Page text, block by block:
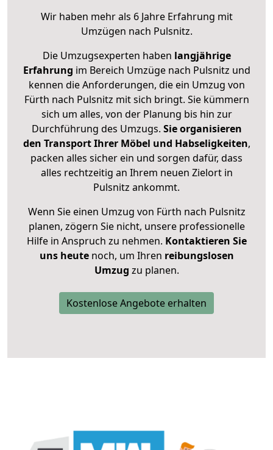
Wir haben mehr als 6 Jahre Erfahrung mit
Umzügen nach Pulsnitz.
Die Umzugsexperten haben langjährige
Erfahrung im Bereich Umzüge nach Pulsnitz und
kennen die Anforderungen, die ein Umzug von
Fürth nach Pulsnitz mit sich bringt. Sie kümmern
sich um alles, von der Planung bis hin zur
Durchführung des Umzugs. Sie organisieren
den Transport Ihrer Möbel und Habseligkeiten,
packen alles sicher ein und sorgen dafür, dass
alles rechtzeitig an Ihrem neuen Zielort in
Pulsnitz ankommt.
Wenn Sie einen Umzug von Fürth nach Pulsnitz
planen, zögern Sie nicht, unsere professionelle
Hilfe in Anspruch zu nehmen. Kontaktieren Sie
uns heutenoch, um Ihren reibungslosen
Umzug zu planen.
Kostenlose Angebote erhalten